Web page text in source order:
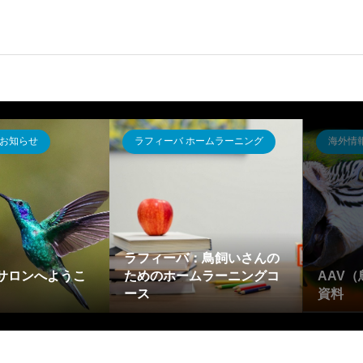
知らせ
ロンへようこ
ラフィーバ ホームラーニング
ラフィーバ：鳥飼いさんの
ためのホームラーニングコ
ース
海外情
AAV（
資料